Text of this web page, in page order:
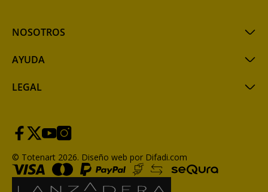
NOSOTROS
AYUDA
LEGAL
© Totenart 2026. Diseño web por Difadi.com